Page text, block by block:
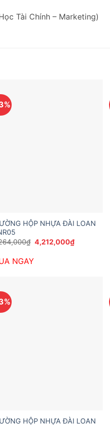
Tài Chính – Marketing)
HỘP NHỰA ĐÀI LOAN
₫ Giá
gốc
4,212,000₫Giá
NGAY
HỘP NHỰA ĐÀI LOAN